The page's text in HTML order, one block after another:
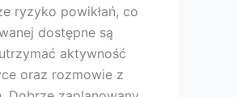
ryzyko powikłań, co
dostępne są
aktywność
oraz rozmowie z